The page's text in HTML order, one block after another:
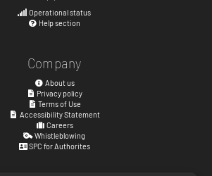
Operational status
Help section
Company
About us
Privacy policy
Terms of Use
Accessibility Statement
Careers
Whistleblowing
SPC for Authorites